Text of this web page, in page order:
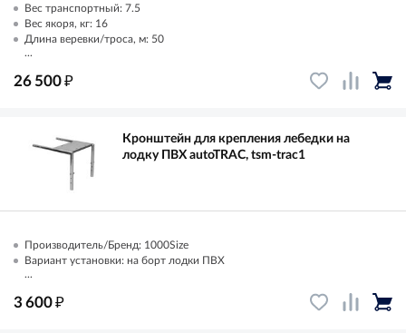
Вес транспортный: 7.5
Вес якоря, кг: 16
Длина веревки/троса, м: 50
...
26 500₽
Кронштейн для крепления лебедки на
лодку ПВХ autoTRAC, tsm-trac1
Производитель/Бренд: 1000Size
Вариант установки: на борт лодки ПВХ
...
3 600₽